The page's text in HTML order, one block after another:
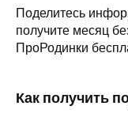
Поделитесь
получите месяц
ПроРодинки
Как получить